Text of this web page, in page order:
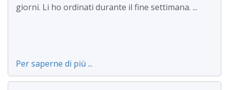
giorni. Li ho ordinati durante il fine settimana. ...
Per saperne di più ...